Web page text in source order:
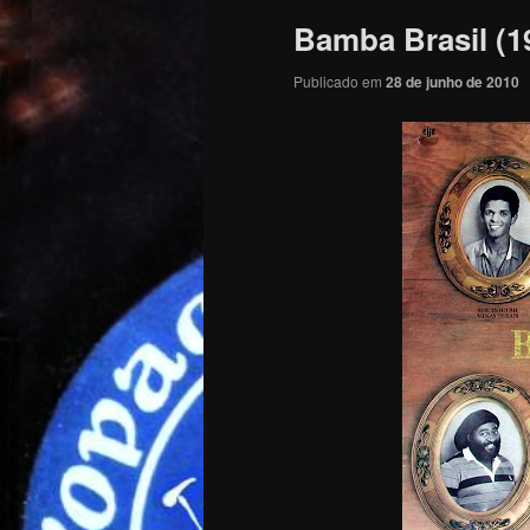
Bamba Brasil
Publicado em 28 de junho de 2010